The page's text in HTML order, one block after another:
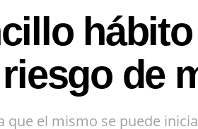
de
que el mismo se puede